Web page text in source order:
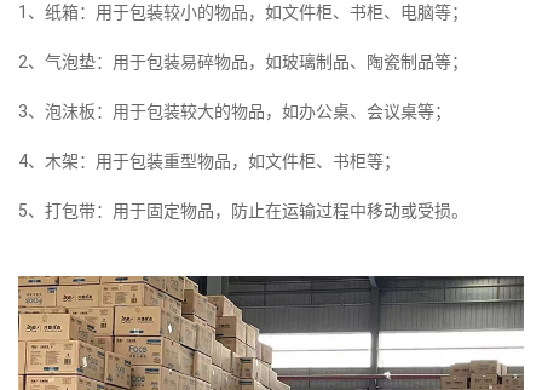
1、纸箱：用于包装较小的物品，如文件柜、书柜、电脑等；
2、气泡垫：用于包装易碎物品，如玻璃制品、陶瓷制品等；
3、泡沫板：用于包装较大的物品，如办公桌、会议桌等；
4、木架：用于包装重型物品，如文件柜、书柜等；
5、打包带：用于固定物品，防止在运输过程中移动或受损。